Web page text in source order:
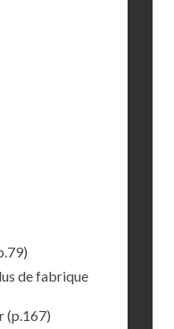
de fabrique
(p.167)